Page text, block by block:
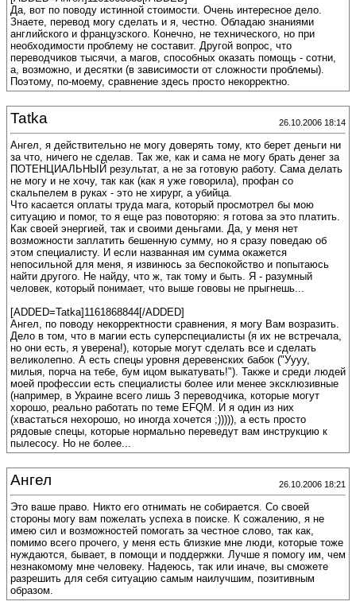
Да, вот по поводу истинной стоимости. Очень интересное дело.
Знаете, перевод могу сделать и я, честно. Обладаю знаниями
английского и французского. Конечно, не технического, но при
необходимости проблему не составит. Другой вопрос, что
переводчиков тысячи, а магов, способных оказать помощь - сотни,
а, возможно, и десятки (в зависимости от сложности проблемы).
Поэтому, по-моему, сравнение здесь просто некорректно.
Tatka 26.10.2006 18:14
Ангел, я действительно не могу доверять тому, кто берет деньги ни
за что, ничего не сделав. Так же, как и сама не могу брать денег за
ПОТЕНЦИАЛЬНЫЙ результат, а не за готовую работу. Сама делать
не могу и не хочу, так как (как я уже говорила), профан со
скальпелем в руках - это не хирург, а убийца.
Что касается оплаты труда мага, который просмотрел бы мою
ситуацию и помог, то я еще раз повоторяю: я готова за это платить.
Как своей энергией, так и своими деньгами. Да, у меня нет
возможности заплатить бешенную сумму, но я сразу поведаю об
этом специалисту. И если названная им сумма окажется
непосильной для меня, я извинюсь за беспокойство и попытаюсь
найти другого. Не найду, что ж, так тому и быть. Я - разумный
человек, который понимает, что выше гововы не прыгнешь...
[ADDED=Tatka]1161868844[/ADDED]
Ангел, по поводу некорректности сравнения, я могу Вам возразить.
Дело в том, что в магии есть суперспециалисты (я их не встречала,
но они есть, я уверена!), которые могут сделать все и сделать
великолепно. А есть спецы уровня деревенских бабок ("Уууу,
милыя, порча на тебе, бум ицом выкатувать!"). Также и среди людей
моей профессии есть специалисты более или менее эксклюзивные
(например, в Украине всего лишь 3 переводчика, которые могут
хорошо, реально работать по теме EFQM. И я один из них
(хвастаться нехорошо, но иногда хочется ;))))), а есть просто
рядовые спецы, которые нормально переведут вам инструкцию к
пылесосу. Но не более...
Ангел 26.10.2006 18:21
Это ваше право. Никто его отнимать не собирается. Со своей
стороны могу вам пожелать успеха в поиске. К сожалению, я не
имею сил и возможностей помогать за честное слово, так как,
помимо всего прочего, у меня есть близкие мне люди, которые тоже
нуждаются, бывает, в помощи и поддержки. Лучше я помогу им, чем
незнакомому мне человеку. Надеюсь, так или иначе, вы сможете
разрешить для себя ситуацию самым наилучшим, позитивным
образом.